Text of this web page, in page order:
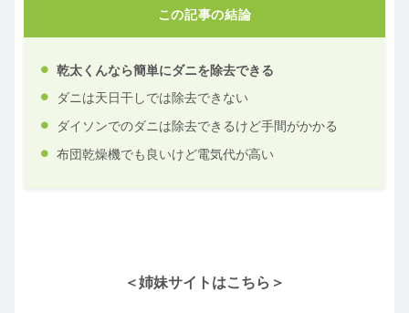
この記事の結論
乾太くんなら簡単にダニを除去できる
ダニは天日干しでは除去できない
ダイソンでのダニは除去できるけど手間がかかる
布団乾燥機でも良いけど電気代が高い
＜姉妹サイトはこちら＞